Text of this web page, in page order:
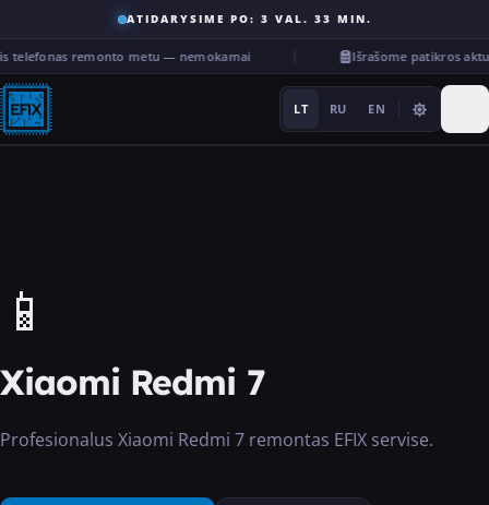
ATIDARYSIME PO: 3 VAL. 33 MIN.
telefonas remonto metu — nemokamai Išrašome patikros
LT RU EN
Paslaugos
📱
Xiaomi Redmi 7
Profesionalus Xiaomi Redmi 7 remontas EFIX servise.